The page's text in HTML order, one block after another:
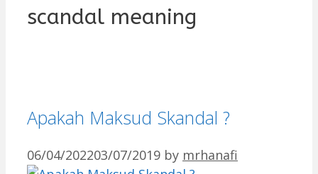
scandal meaning
Apakah Maksud Skandal ?
06/04/202203/07/2019 by mrhanafi